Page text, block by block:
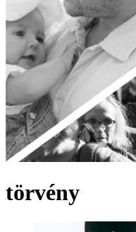
törvény